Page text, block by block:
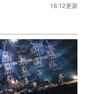
16:12更新